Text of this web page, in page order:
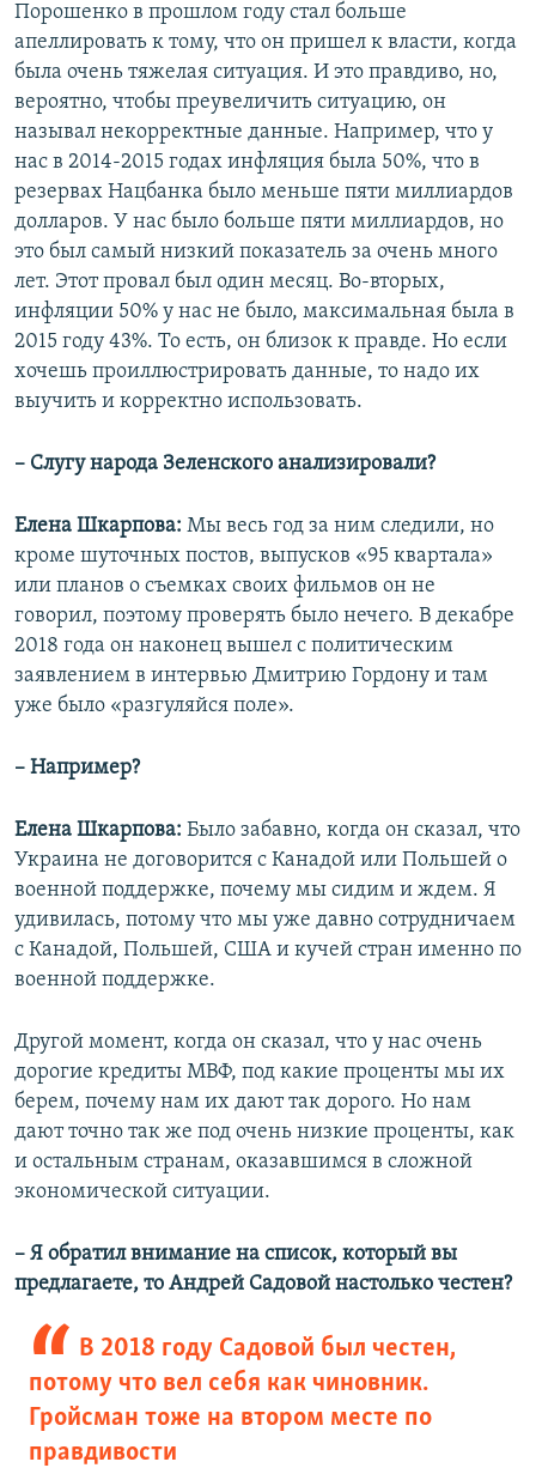
Порошенко в прошлом году стал больше
апеллировать к тому, что он пришел к власти, когда
была очень тяжелая ситуация. И это правдиво, но,
вероятно, чтобы преувеличить ситуацию, он
называл некорректные данные. Например, что у
нас в 2014-2015 годах инфляция была 50%, что в
резервах Нацбанка было меньше пяти миллиардов
долларов. У нас было больше пяти миллиардов, но
это был самый низкий показатель за очень много
лет. Этот провал был один месяц. Во-вторых,
инфляции 50% у нас не было, максимальная была в
2015 году 43%. То есть, он близок к правде. Но если
хочешь проиллюстрировать данные, то надо их
выучить и корректно использовать.
– Слугу народа Зеленского анализировали?
Елена Шкарпова: Мы весь год за ним следили, но
кроме шуточных постов, выпусков «95 квартала»
или планов о съемках своих фильмов он не
говорил, поэтому проверять было нечего. В декабре
2018 года он наконец вышел с политическим
заявлением в интервью Дмитрию Гордону и там
уже было «разгуляйся поле».
– Например?
Елена Шкарпова: Было забавно, когда он сказал, что
Украина не договорится с Канадой или Польшей о
военной поддержке, почему мы сидим и ждем. Я
удивилась, потому что мы уже давно сотрудничаем
с Канадой, Польшей, США и кучей стран именно по
военной поддержке.
Другой момент, когда он сказал, что у нас очень
дорогие кредиты МВФ, под какие проценты мы их
берем, почему нам их дают так дорого. Но нам
дают точно так же под очень низкие проценты, как
и остальным странам, оказавшимся в сложной
экономической ситуации.
– Я обратил внимание на список, который вы
предлагаете, то Андрей Садовой настолько честен?
В 2018 году Садовой был честен,
потому что вел себя как чиновник.
Гройсман тоже на втором месте по
правдивости